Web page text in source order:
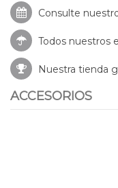
Consulte
Todos nuestros
Nuestra tienda
ACCESORIOS